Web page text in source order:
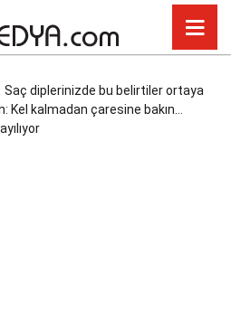
Saç diplerinizde bu belirtiler ortaya
Kel kalmadan çaresine bakın…